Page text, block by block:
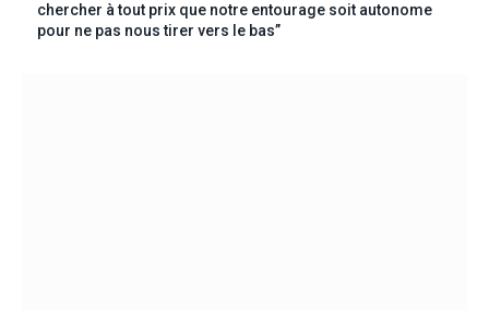
chercher à tout prix que notre entourage soit autonome
pour ne pas nous tirer vers le bas”